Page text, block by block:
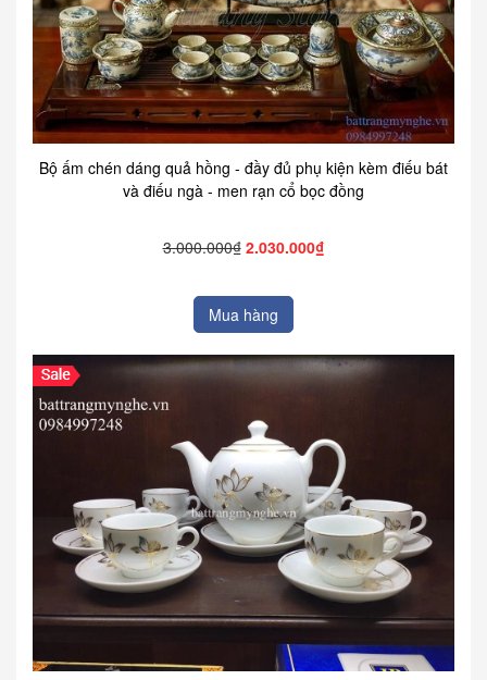
Bộ ấm chén dáng quả hồng - đầy đủ phụ kiện kèm điếu bát
và điếu ngà - men rạn cổ bọc đồng
3.000.000₫ 2.030.000₫
Mua hàng